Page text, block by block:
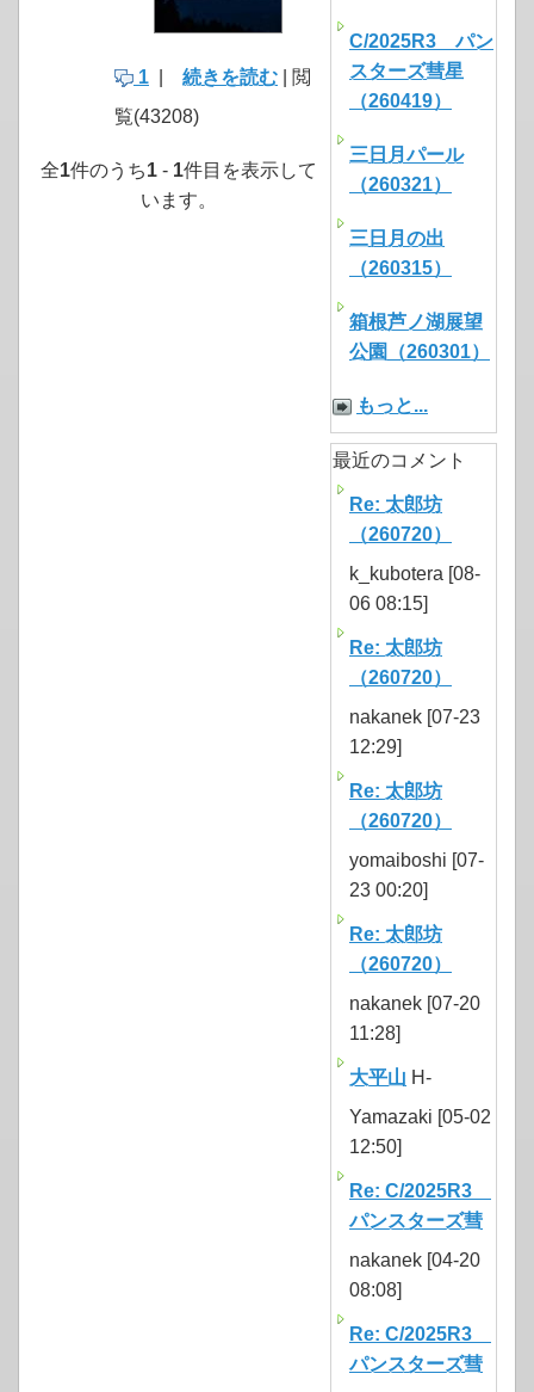
1 続きを読む | 閲
覧(43208)
全1件のうち1 - 1件目を表示して
います。
C/2025R3 パン
スターズ彗星
（260419）
三日月パール
（260321）
三日月の出
（260315）
箱根芦ノ湖展望
公園（260301）
もっと...
最近のコメント
Re: 太郎坊
（260720）
k_kubotera [08-
06 08:15]
Re: 太郎坊
（260720）
nakanek [07-23
12:29]
Re: 太郎坊
（260720）
yomaiboshi [07-
23 00:20]
Re: 太郎坊
（260720）
nakanek [07-20
11:28]
大平山 H-
Yamazaki [05-02
12:50]
Re: C/2025R3
パンスターズ彗
nakanek [04-20
08:08]
Re: C/2025R3
パンスターズ彗